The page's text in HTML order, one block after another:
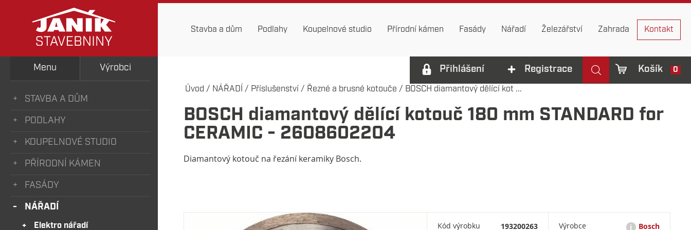
Stavba a dům Podlahy Koupelnové studio Přírodní kámen Fasády Nářadí Železářství Zahrada Kontakt
Přihlášení Registrace Košík 0
Menu Výrobci
STAVBA A DŮM
PODLAHY
KOUPELNOVÉ STUDIO
PŘÍRODNÍ KÁMEN
FASÁDY
NÁŘADÍ
Elektro nářadí
Úvod / NÁŘADÍ / Příslušenství / Řezné a brusné kotouče / BOSCH diamantový dělící kot ...
BOSCH diamantový dělící kotouč 180 mm STANDARD for
CERAMIC - 2608602204
Diamantový kotouč na řezání keramiky Bosch.
Kód výrobku 193200263 Výrobce i Bosch